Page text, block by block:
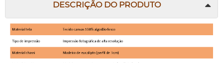
DESCRIÇÃO DO PRODUTO